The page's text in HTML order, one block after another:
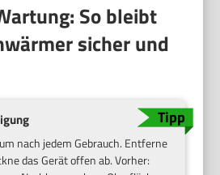
So bleibt
sicher und
nach jedem Gebrauch. Entferne
das Gerät offen ab. Vorher: